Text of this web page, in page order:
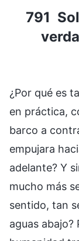
791
¿Por qué es
en práctica,
barco a
empujara
adelante? Y
mucho más
sentido, tan
aguas abajo?